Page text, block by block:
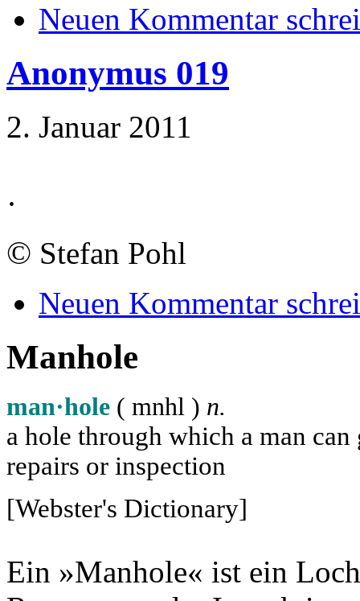
Neuen Kommentar
Anonymus 019
2. Januar 2011
·
© Stefan Pohl
Neuen Kommentar
Manhole
man·hole ( mnhl ) n.
a hole through which a man
repairs or inspection
[Webster's Dictionary]
Ein »Manhole« ist ein